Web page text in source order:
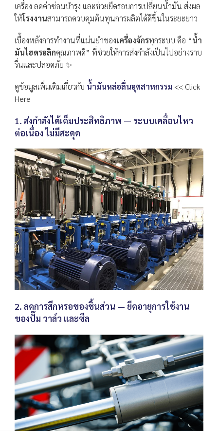
เครื่อง ลดค่าซ่อมบำรุง และช่วยยืดรอบการเปลี่ยนน้ำมัน ส่งผล
ให้โรงงานสามารถควบคุมต้นทุนการผลิตได้ดีขึ้นในระยะยาว
เบื้องหลังการทำงานที่แม่นยำของเครื่องจักรทุกระบบ คือ “น้ำ
มันไฮดรอลิกคุณภาพดี” ที่ช่วยให้การส่งกำลังเป็นไปอย่างราบ
รื่นและปลอดภัย ✨
ดูข้อมูลเพิ่มเติมเกี่ยวกับ น้ำมันหล่อลื่นอุตสาหกรรม << Click
Here
1. ส่งกำลังได้เต็มประสิทธิภาพ — ระบบเคลื่อนไหว
ต่อเนื่อง ไม่มีสะดุด
2. ลดการสึกหรอของชิ้นส่วน — ยืดอายุการใช้งาน
ของปั๊ม วาล์ว และซีล